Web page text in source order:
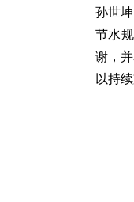
孙世
节水
谢，
以持